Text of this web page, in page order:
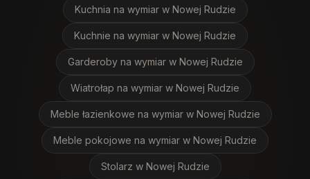
Kuchnia na wymiar w Nowej Rudzie
Kuchnie na wymiar w Nowej Rudzie
Garderoby na wymiar w Nowej Rudzie
Wiatrołap na wymiar w Nowej Rudzie
Meble łazienkowe na wymiar w Nowej Rudzie
Meble pokojowe na wymiar w Nowej Rudzie
Stolarz w Nowej Rudzie